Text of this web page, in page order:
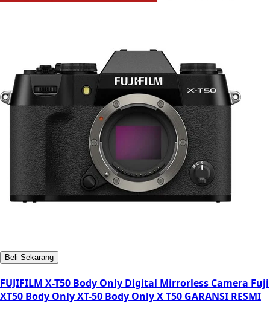
Beli Sekarang
FUJIFILM X-T50 Body Only Digital Mirrorless Camera Fuji
XT50 Body Only XT-50 Body Only X T50 GARANSI RESMI